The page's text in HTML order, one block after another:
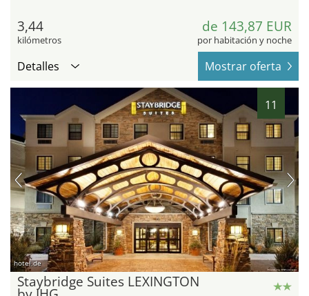
3,44
kilómetros
de 143,87 EUR
por habitación y noche
Detalles Mostrar oferta
11
hotel.de
Staybridge Suites LEXINGTON